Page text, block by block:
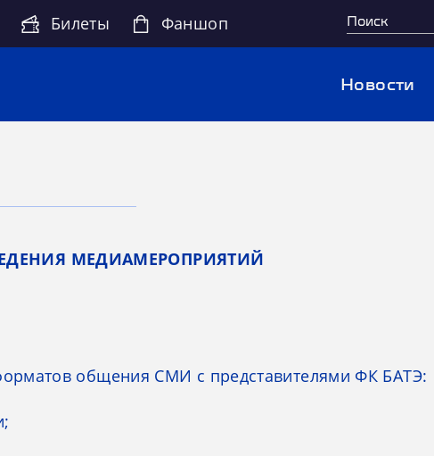
Билеты Фаншоп
Новости
МЕДИАМЕРОПРИЯТИЙ
общения СМИ с представителями ФК БАТЭ: